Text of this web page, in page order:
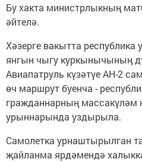
Бу хакта министрлыкның
әйтелә.
Хәзерге вакытта республика
янгын чыгу куркынычының
Авиапатруль күзәтүе АН-2
өч маршрут буенча -
гражданнарның массакүләм
урыннарында уздырыла.
Самолетка урнаштырылган
җайланма ярдәмендә